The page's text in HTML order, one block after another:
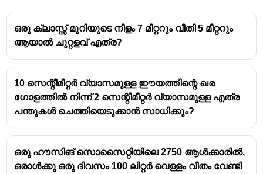
Given:
Radius (r = 3.5) units
Height (h = 8) units
Cost of paper = ₹40 per5 sq units
(\pi = \frac{22}{7})
ഒരു ക്ലാസ്സ് മുറിയുടെ നീളം 7 മീറ്ററും വീതി 5 മീറ്ററും
ആയാൽ ചുറ്റളവ് എത്ര?
10 സെന്റീമീറ്റർ വ്യാസമുള്ള ഈയത്തിന്റെ ഖര
ഗോളത്തിൽ നിന്ന് 2 സെന്റീമീറ്റർ വ്യാസമുള്ള എത്ര
പന്തുകൾ ചെത്തിയെടുക്കാൻ സാധിക്കും?
ഒരു ഹൗസിങ് സൊസൈറ്റിയിലെ 2750 ആൾക്കാരിൽ,
ഒരാൾക്കു ഒരു ദിവസം 100 ലിറ്റർ വെള്ളം വീതം വേണ്ടി